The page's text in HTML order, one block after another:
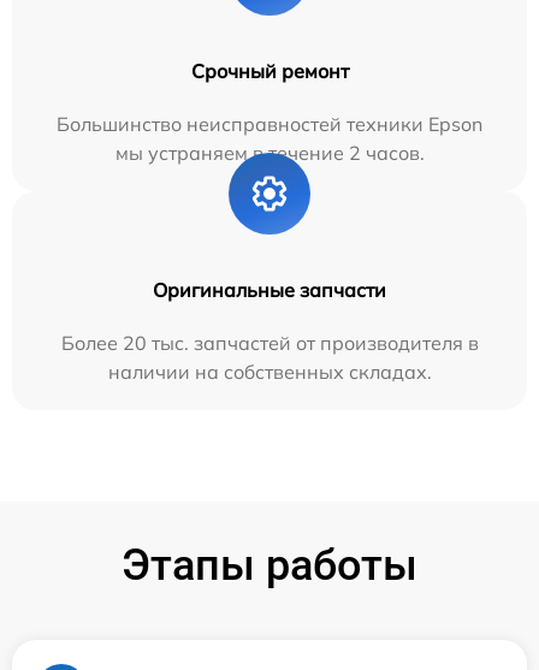
Срочный ремонт
Большинство неисправностей техники Epson
мы устраняем в течение 2 часов.
Оригинальные запчасти
Более 20 тыс. запчастей от производителя в
наличии на собственных складах.
Этапы работы